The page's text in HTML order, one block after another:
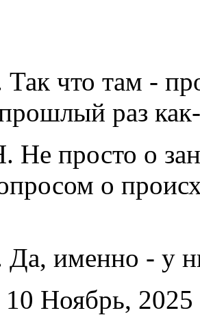
что там -
раз
просто о
о
именно - у
10 Ноябрь,